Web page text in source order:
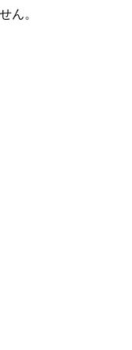
ん。